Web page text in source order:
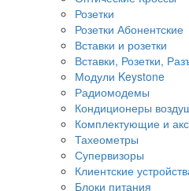
Розетки
Розетки Абонентские
Вставки и розетки
Вставки, Розетки,
Модули Keystone
Радиомодемы
Кондиционеры
Комплектующие и
Тахеометры
Супервизоры
Клиентские
Блоки питания